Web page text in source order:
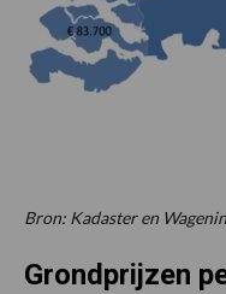
Bron: Kadaster en
Grondprijzen